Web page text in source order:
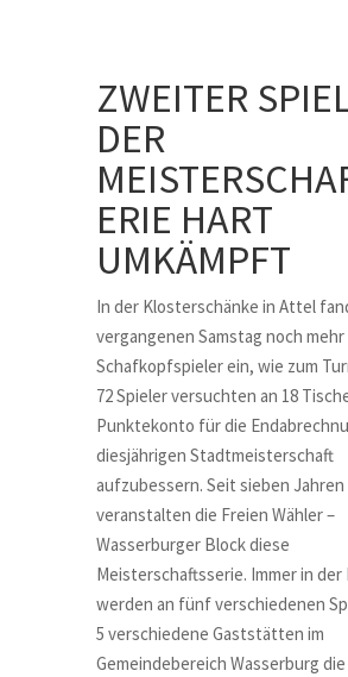
ZWEITER
DER
ERIE HART
UMKÄMPFT
In der Klosterschänke in Attel
vergangenen Samstag noch mehr
Schafkopfspieler ein, wie zum
72 Spieler versuchten an 18
Punktekonto für die
diesjährigen Stadtmeisterschaft
aufzubessern. Seit sieben Jahren
veranstalten die Freien Wähler –
Wasserburger Block diese
Meisterschaftsserie. Immer in
werden an fünf verschiedenen
5 verschiedene Gaststätten im
Gemeindebereich Wasserburg die